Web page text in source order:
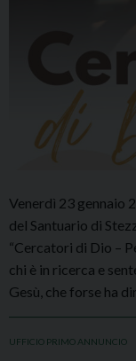
Venerdì 23 gennaio
del Santuario di
“Cercatori di Dio –
chi è in ricerca e
Gesù, che forse ha
UFFICIO PRIMO ANNUNCIO